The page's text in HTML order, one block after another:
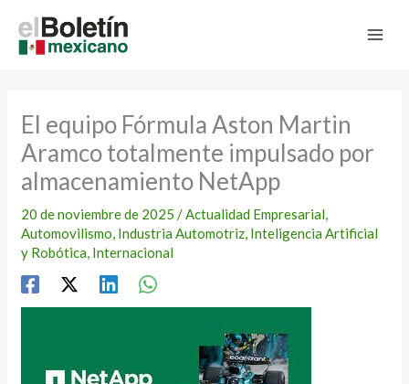
contenido
El equipo Fórmula Aston Martin
Aramco totalmente impulsado por
almacenamiento NetApp
20 de noviembre de 2025/Actualidad Empresarial,
Automovilismo, Industria Automotriz, Inteligencia Artificial
y Robótica, Internacional